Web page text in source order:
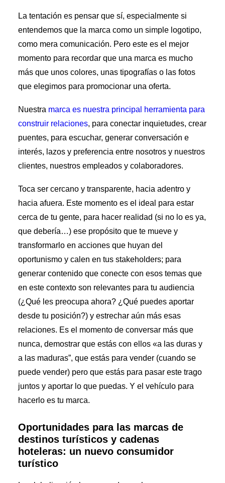
La tentación es pensar que sí, especialmente si
entendemos que la marca como un simple logotipo,
como mera comunicación. Pero este es el mejor
momento para recordar que una marca es mucho
más que unos colores, unas tipografías o las fotos
que elegimos para promocionar una oferta.
Nuestra marca es nuestra principal herramienta para
construir relaciones, para conectar inquietudes, crear
puentes, para escuchar, generar conversación e
interés, lazos y preferencia entre nosotros y nuestros
clientes, nuestros empleados y colaboradores.
Toca ser cercano y transparente, hacia adentro y
hacia afuera. Este momento es el ideal para estar
cerca de tu gente, para hacer realidad (si no lo es ya,
que debería…) ese propósito que te mueve y
transformarlo en acciones que huyan del
oportunismo y calen en tus stakeholders; para
generar contenido que conecte con esos temas que
en este contexto son relevantes para tu audiencia
(¿Qué les preocupa ahora? ¿Qué puedes aportar
desde tu posición?) y estrechar aún más esas
relaciones. Es el momento de conversar más que
nunca, demostrar que estás con ellos «a las duras y
a las maduras”, que estás para vender (cuando se
puede vender) pero que estás para pasar este trago
juntos y aportar lo que puedas. Y el vehículo para
hacerlo es tu marca.
Oportunidades para las marcas de
destinos turísticos y cadenas
hoteleras: un nuevo consumidor
turístico